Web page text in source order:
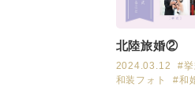
北陸旅婚②
2024.03.12
#
和装フォト
#和